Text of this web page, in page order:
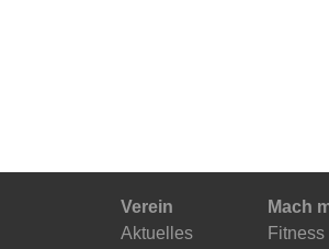
Verein
Aktuelles
Mach